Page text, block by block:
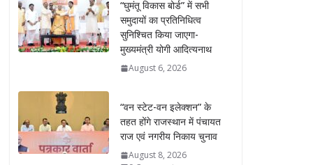
“वन स्टेट-वन इलेक्शन” के
तहत होंगे राजस्थान में पंचायत
राज एवं नगरीय निकाय चुनाव
August 8, 2026
0 Comments
राज्यपाल ने हथकरघा दिवस
पर घुमंतू जनजाति महिलाओं
को किया सम्मानित
August 7, 2026